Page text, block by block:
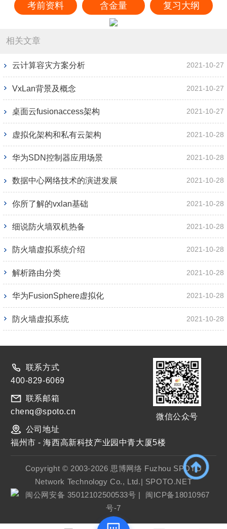
考前资料 含金量 复习大纲
相关文章
云计算容灾方案分析 2021-10-27
VxLan背景及概念 2021-10-27
桌面云fusionaccess架构 2021-10-27
虚拟化架构和私有云架构 2021-10-28
华为SDN控制器应用场景 2021-10-28
数据中心网络技术的演进发展 2021-10-28
你所了解的vxlan基础 2021-10-28
细说防火墙双机热备 2021-10-28
防火墙虚拟系统介绍 2021-10-28
解析路由分类 2021-10-28
华为FusionSphere虚拟化 2021-10-28
防火墙虚拟系统 2021-10-28
联系方式
400-829-6069
联系邮箱
chenq@spoto.cn
公司地址
微信公众号
福州市 - 海西高新科技产业园中青大厦5楼
Copyright © 2003-2026 思博网络 Fuzhou SPOTO
Network Technology Co., Ltd.| SPOTO.NET
闽公网安备 35012102500533号 | 闽ICP备18010967
号-7